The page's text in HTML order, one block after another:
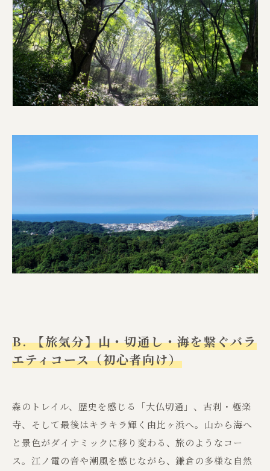
B. 【旅気分】山・切通し・海を繋ぐバラ
エティコース（初心者向け）
森のトレイル、歴史を感じる「大仏切通」、古刹・極楽
寺、そして最後はキラキラ輝く由比ヶ浜へ。山から海へ
と景色がダイナミックに移り変わる、旅のようなコー
ス。江ノ電の音や潮風を感じながら、鎌倉の多様な自然